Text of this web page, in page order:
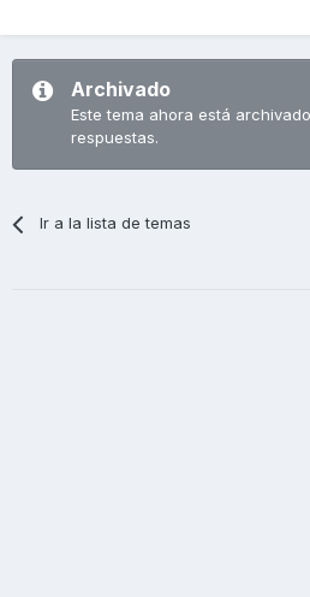
Archivado
Este tema ahora está
respuestas.
Ir a la lista de temas